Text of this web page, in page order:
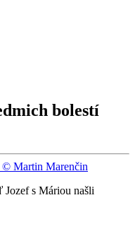
bolestí
s Máriou našli